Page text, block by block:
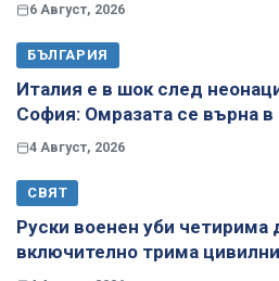
6 Август, 2026
БЪЛГАРИЯ
Италия е в шок след
София: Омразата се върна в
4 Август, 2026
СВЯТ
Руски военен уби
включително трима цивилни